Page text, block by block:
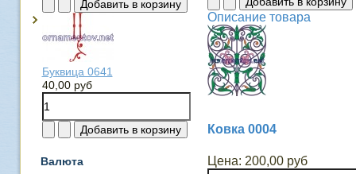
Буквица 0641
40,00 руб
Валюта
Описание товара
Ковка 0004
Цена: 200,00 руб